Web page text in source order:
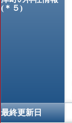
(＊５)
最終更新日